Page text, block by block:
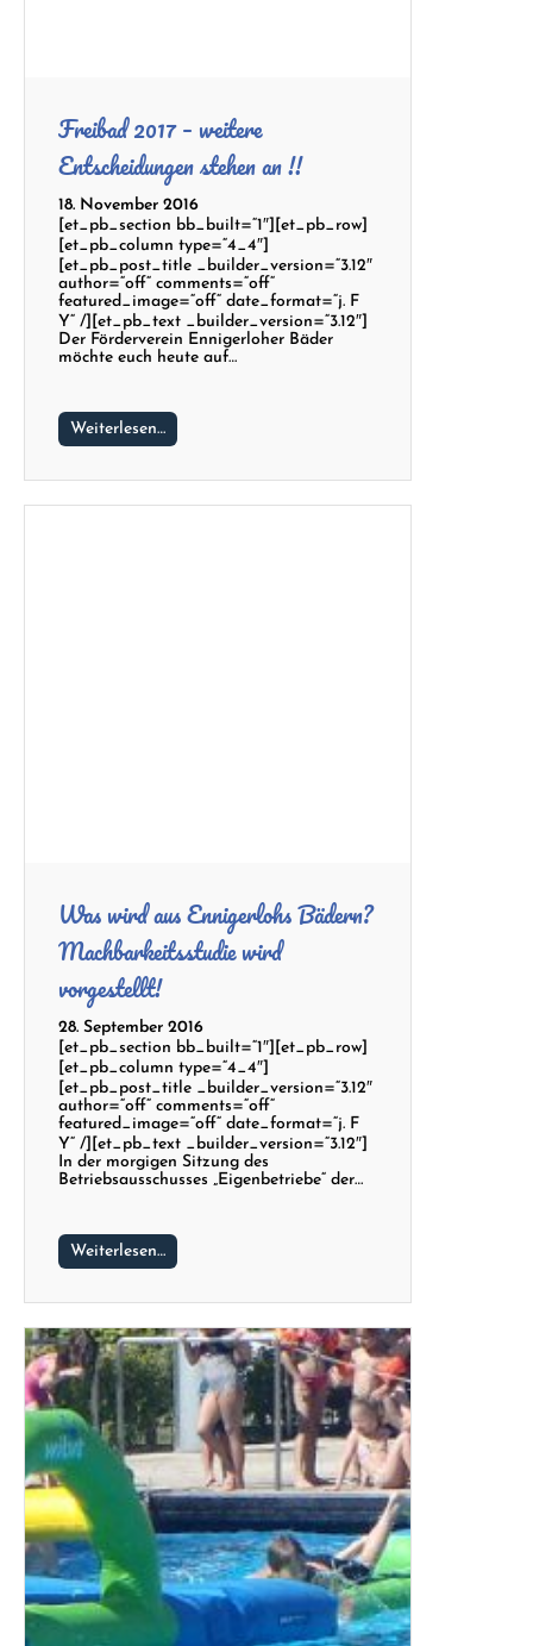
Freibad 2017 – weitere
Entscheidungen stehen an !!
18. November 2016
[et_pb_section bb_built=“1″][et_pb_row]
[et_pb_column type=“4_4″]
[et_pb_post_title _builder_version=“3.12″
author=“off“ comments=“off“
featured_image=“off“ date_format=“j. F
Y“ /][et_pb_text _builder_version=“3.12″]
Der Förderverein Ennigerloher Bäder
möchte euch heute auf…
Weiterlesen…
Was wird aus Ennigerlohs Bädern?
Machbarkeitsstudie wird
vorgestellt!
28. September 2016
[et_pb_section bb_built=“1″][et_pb_row]
[et_pb_column type=“4_4″]
[et_pb_post_title _builder_version=“3.12″
author=“off“ comments=“off“
featured_image=“off“ date_format=“j. F
Y“ /][et_pb_text _builder_version=“3.12″]
In der morgigen Sitzung des
Betriebsausschusses „Eigenbetriebe“ der…
Weiterlesen…